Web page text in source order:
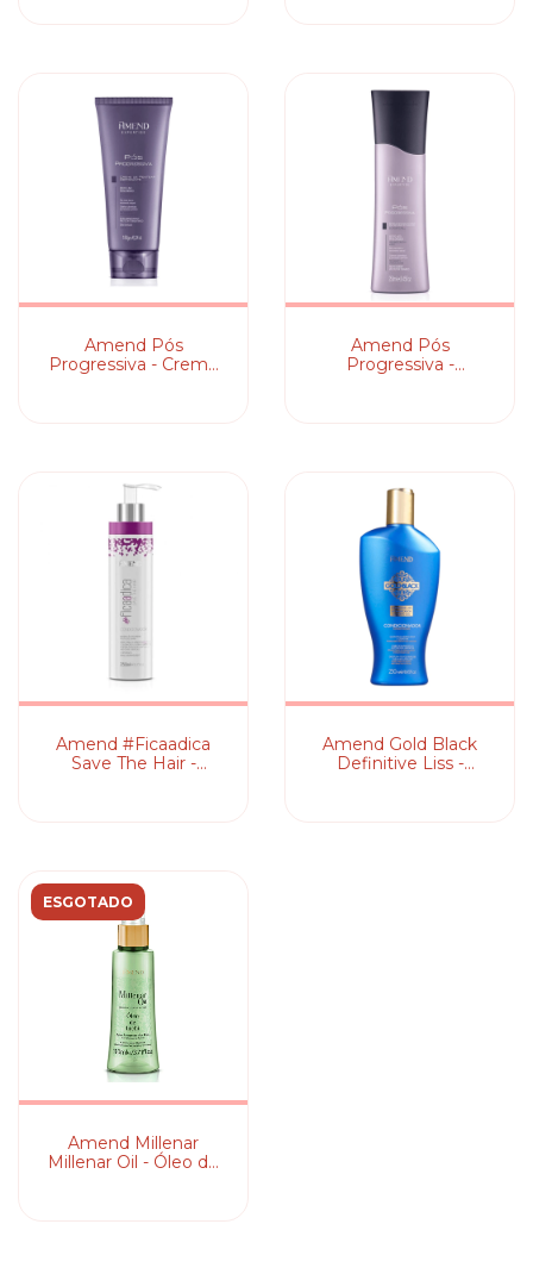
Amend Pós
Progressiva - Creme
Amend Pós
Progressiva -
Amend #Ficaadica
Save The Hair -
Amend Gold Black
Definitive Liss -
ESGOTADO
Amend Millenar
Millenar Oil - Óleo de